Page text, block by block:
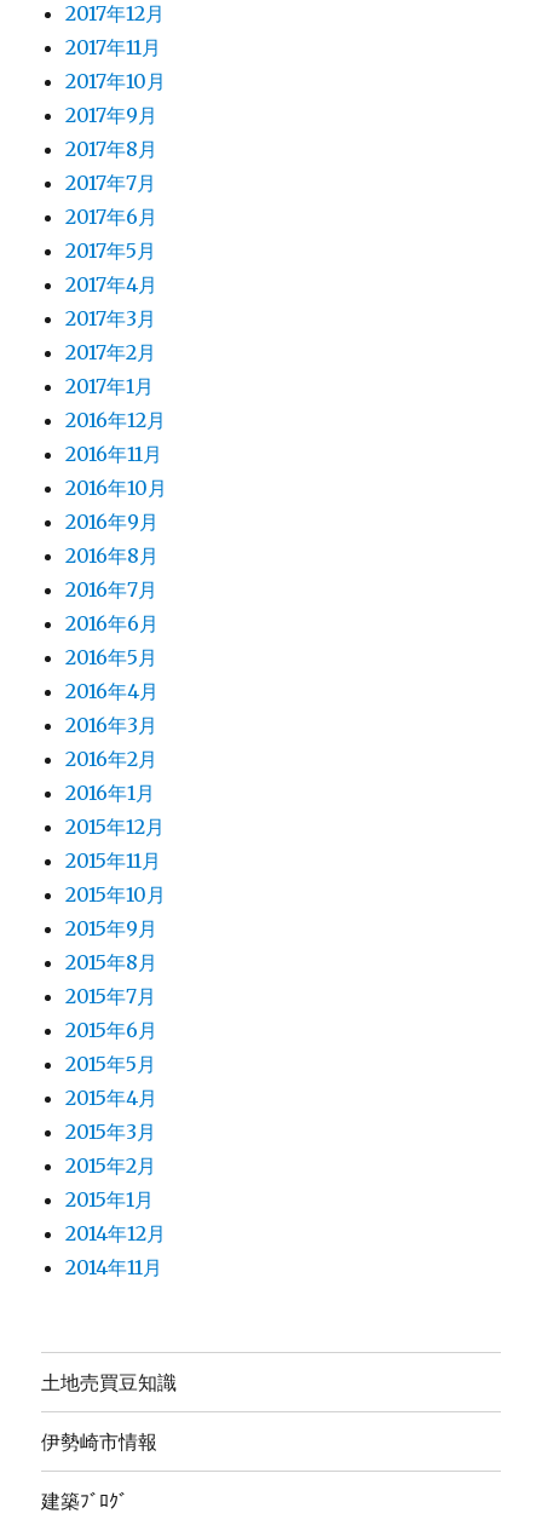
2017年12月
2017年11月
2017年10月
2017年9月
2017年8月
2017年7月
2017年6月
2017年5月
2017年4月
2017年3月
2017年2月
2017年1月
2016年12月
2016年11月
2016年10月
2016年9月
2016年8月
2016年7月
2016年6月
2016年5月
2016年4月
2016年3月
2016年2月
2016年1月
2015年12月
2015年11月
2015年10月
2015年9月
2015年8月
2015年7月
2015年6月
2015年5月
2015年4月
2015年3月
2015年2月
2015年1月
2014年12月
2014年11月
土地売買豆知識
伊勢崎市情報
建築ﾌﾞﾛｸﾞ